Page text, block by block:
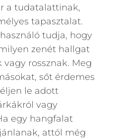
a tudatalattinak,
tapasztalat.
tudja, hogy
zenét hallgat
rossznak. Meg
sőt érdemes
le adott
vagy
egy hangfalat
attól még